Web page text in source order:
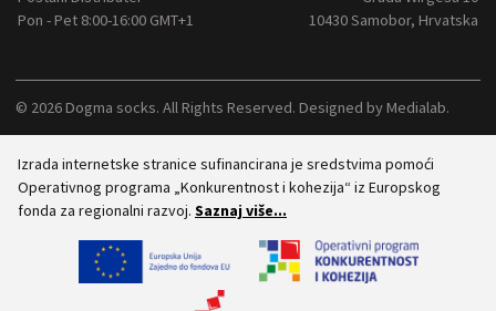
Pon - Pet 8:00-16:00 GMT+1
10430 Samobor, Hrvatska
© 2026 Dogma socks. All Rights Reserved. Designed byMedialab.
Izrada internetske stranice sufinancirana je sredstvima pomoći
Operativnog programa „Konkurentnost i kohezija“ iz Europskog
fonda za regionalni razvoj. Saznaj više...